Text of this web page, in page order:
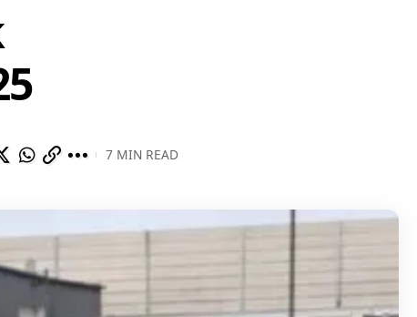
7 MIN READ